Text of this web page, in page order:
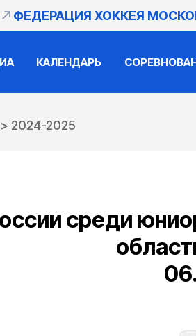
ФЕДЕРАЦИЯ ХОККЕЯ
КАЛЕНДАРЬ
> 2024-2025
среди